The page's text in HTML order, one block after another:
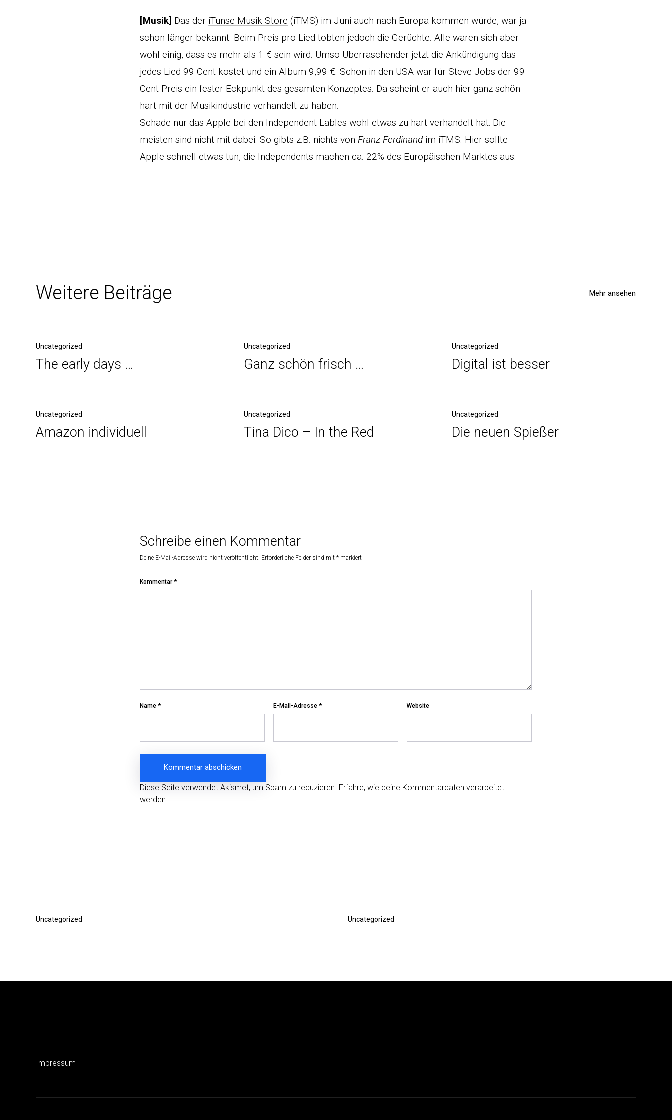
[Musik] Das der iTunse Musik Store (iTMS) im Juni auch nach Europa kommen würde, war ja
schon länger bekannt. Beim Preis pro Lied tobten jedoch die Gerüchte. Alle waren sich aber
wohl einig, dass es mehr als 1 € sein wird. Umso Überraschender jetzt die Ankündigung das
jedes Lied 99 Cent kostet und ein Album 9,99 €. Schon in den USA war für Steve Jobs der 99
Cent Preis ein fester Eckpunkt des gesamten Konzeptes. Da scheint er auch hier ganz schön
hart mit der Musikindustrie verhandelt zu haben.
Schade nur das Apple bei den Independent Lables wohl etwas zu hart verhandelt hat: Die
meisten sind nicht mit dabei. So gibts z.B. nichts von Franz Ferdinandim iTMS. Hier sollte
Apple schnell etwas tun, die Independents machen ca. 22% des Europäischen Marktes aus.
Weitere Beiträge Mehr ansehen
Uncategorized
The early days …
Uncategorized
Ganz schön frisch …
Uncategorized
Digital ist besser
Uncategorized
Amazon individuell
Uncategorized
Tina Dico – In the Red
Uncategorized
Die neuen Spießer
Schreibe einen Kommentar
Deine E-Mail-Adresse wird nicht veröffentlicht. Erforderliche Felder sind mit * markiert
Kommentar *
Name * E-Mail-Adresse * Website
Diese Seite verwendet Akismet, um Spam zu reduzieren. Erfahre, wie deine Kommentardaten verarbeitet
werden..
Vorheriger
Uncategorized
Nächster
Uncategorized
Impressum